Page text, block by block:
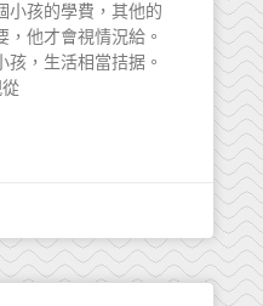
小孩的學費，其他的
，他才會視情況給。
，生活相當拮据。